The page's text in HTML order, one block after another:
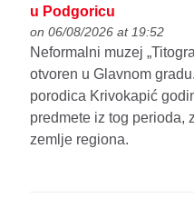
u Podgoricu
on 06/08/2026 at 19:52
Neformalni muzej
otvoren u Glavnom
porodica Krivokapić
predmete iz tog perioda,
zemlje regiona.